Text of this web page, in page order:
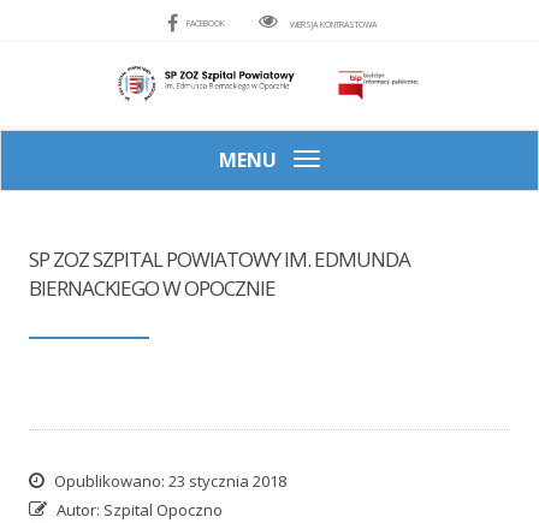
FACEBOOK WERSJA KONTRASTOWA
MENU
SP ZOZ SZPITAL POWIATOWY IM. EDMUNDA
BIERNACKIEGO W OPOCZNIE
Opublikowano: 23 stycznia 2018
Autor: Szpital Opoczno